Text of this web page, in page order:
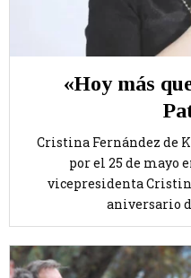
«Hoy más
Cristina Fernández de
por el 25 de mayo
vicepresidenta
aniversario